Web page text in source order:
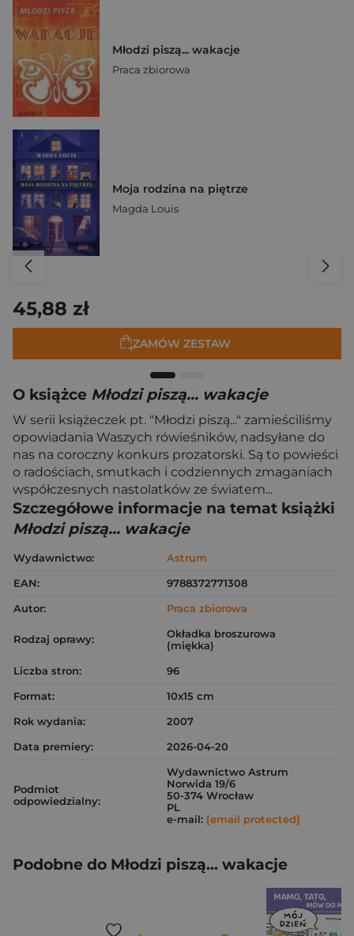
Młodzi piszą... wakacje
Praca zbiorowa
Moja rodzina na piętrze
Magda Louis
45,88 zł
ZAMÓW ZESTAW
O książce Młodzi piszą... wakacje
W serii książeczek pt. "Młodzi piszą..." zamieściliśmy
opowiadania Waszych rówieśników, nadsyłane do
nas na coroczny konkurs prozatorski. Są to powieści
o radościach, smutkach i codziennych zmaganiach
współczesnych nastolatków ze światem...
Szczegółowe informacje na temat książki
Młodzi piszą... wakacje
Wydawnictwo:
Astrum
EAN:
9788372771308
Autor:
Praca zbiorowa
Rodzaj oprawy:
Okładka broszurowa
(miękka)
Liczba stron:
96
Format:
10x15 cm
Rok wydania:
2007
Data premiery:
2026-04-20
Podmiot
odpowiedzialny:
Wydawnictwo Astrum
Norwida 19/6
50-374 Wrocław
PL
e-mail: [email protected]
Podobne do Młodzi piszą... wakacje